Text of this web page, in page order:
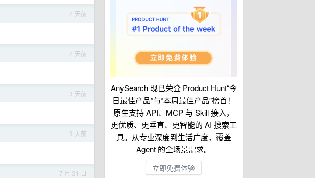
AnySearch 现已荣登 Product Hunt“今
日最佳产品”与“本周最佳产品”榜首！
原生支持 API、MCP 与 Skill 接入，
更优质、更垂直、更智能的 AI 搜索工
具。从专业深度到生活广度，覆盖
Agent 的全场景需求。
立即免费体验
2 天前
2 天前
3 天前
3 天前
7 月 31 日